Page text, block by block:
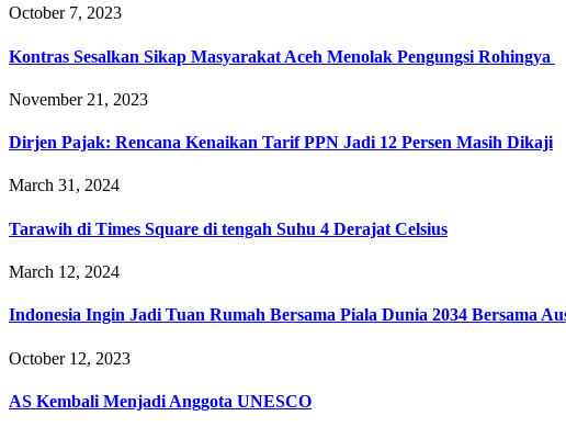
October 7, 2023
Kontras Sesalkan Sikap Masyarakat Aceh Menolak Pengungsi Rohingya
November 21, 2023
Dirjen Pajak: Rencana Kenaikan Tarif PPN Jadi 12 Persen Masih Dikaji
March 31, 2024
Tarawih di Times Square di tengah Suhu 4 Derajat Celsius
March 12, 2024
Indonesia Ingin Jadi Tuan Rumah Bersama Piala Dunia 2034 Bersama
October 12, 2023
AS Kembali Menjadi Anggota UNESCO